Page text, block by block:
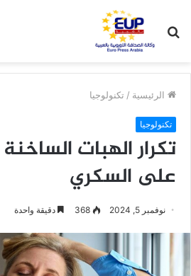
عن
الرئيسية / تكنولوجيا
تكنولوجيا
تكرار الهبات
على السكري
نوفمبر 5, 2024 368 دقيقة واحدة